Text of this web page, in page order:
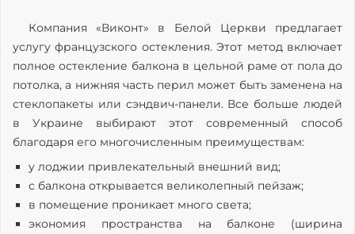
Компания «Виконт» в Белой Церкви предлагает
услугу французского остекления. Этот метод включает
полное остекление балкона в цельной раме от пола до
потолка, а нижняя часть перил может быть заменена на
стеклопакеты или сэндвич-панели. Все больше людей
в Украине выбирают этот современный способ
благодаря его многочисленным преимуществам:
у лоджии привлекательный внешний вид;
с балкона открывается великолепный пейзаж;
в помещение проникает много света;
экономия пространства на балконе (ширина